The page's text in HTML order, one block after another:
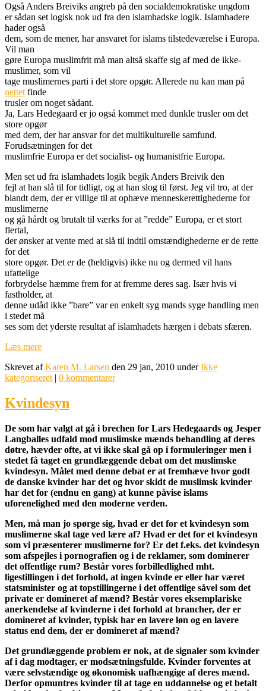
Også Anders Breiviks angreb på den socialdemokratiske ungdom
er sådan set logisk nok ud fra den islamhadske logik. Islamhadere
hader også
dem, som de mener, har ansvaret for islams tilstedeværelse i Europa.
Vil man
gøre Europa muslimfrit må man altså skaffe sig af med de ikke-
muslimer, som vil
tage muslimernes parti i det store opgør. Allerede nu kan man på
nettet finde
trusler om noget sådant.
Ja, Lars Hedegaard er jo også kommet med dunkle trusler om det
store opgør
med dem, der har ansvar for det multikulturelle samfund.
Forudsætningen for det
muslimfrie Europa er det socialist- og humanistfrie Europa.
Men set ud fra islamhadets logik begik Anders Breivik den
fejl at han slå til for tidligt, og at han slog til først. Jeg vil tro, at der
blandt dem, der er villige til at ophæve menneskerettighederne for
muslimerne
og gå hårdt og brutalt til værks for at ”redde” Europa, er et stort
flertal,
der ønsker at vente med at slå til indtil omstændighederne er de rette
for det
store opgør. Det er de (heldigvis) ikke nu og dermed vil hans
ufattelige
forbrydelse hæmme frem for at fremme deres sag. Især hvis vi
fastholder, at
denne udåd ikke ”bare” var en enkelt syg mands syge handling men
i stedet må
ses som det yderste resultat af islamhadets hærgen i debats sfæren.
Læs mere
Skrevet afKaren M. Larsen den 29 jan, 2010 underIkke
kategoriseret | 0 kommentarer
Kvindesyn
De som har valgt at gå i brechen for Lars Hedegaards og Jesper
Langballes udfald mod muslimske mænds behandling af deres
døtre, hævder ofte, at vi ikke skal gå op i formuleringer men i
stedet få taget en grundlæggende debat om det muslimske
kvindesyn. Målet med denne debat er at fremhæve hvor godt
de danske kvinder har det og hvor skidt de muslimsk kvinder
har det for (endnu en gang) at kunne påvise islams
uforenelighed med den moderne verden.
Men, må man jo spørge sig, hvad er det for et kvindesyn som
muslimerne skal tage ved lære af? Hvad er det for et kvindesyn
som vi præsenterer muslimerne for? Er det f.eks. det kvindesyn
som afspejles i pornografien og i de reklamer, som dominerer
det offentlige rum? Består vores forbilledlighed mht.
ligestillingen i det forhold, at ingen kvinde er eller har været
statsminister og at topstillingerne i det offentlige såvel som det
private er domineret af mænd? Består vores eksemplariske
anerkendelse af kvinderne i det forhold at brancher, der er
domineret af kvinder, typisk har en lavere løn og en lavere
status end dem, der er domineret af mænd?
Det grundlæggende problem er nok, at de signaler som kvinder
af i dag modtager, er modsætningsfulde. Kvinder forventes at
være selvstændige og økonomisk uafhængige af deres mænd.
Derfor opmuntres kvinder til at tage en uddannelse og et betalt